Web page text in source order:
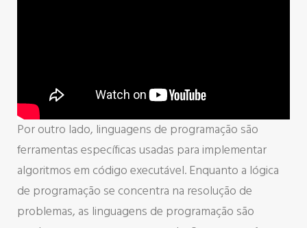
Por outro lado, linguagens de programação são
ferramentas específicas usadas para implementar
algoritmos em código executável. Enquanto a lógica
de programação se concentra na resolução de
problemas, as linguagens de programação são